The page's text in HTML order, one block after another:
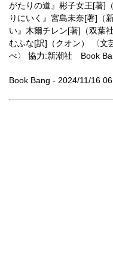
がたりの道』彬子女王[著]
りにいく』宮島未奈[著]（
い』木爾チレン[著]（双葉
むふな[訳]（クオン） 〈
べ〉 協力:新潮社 Book
Book Bang - 2024/11/16